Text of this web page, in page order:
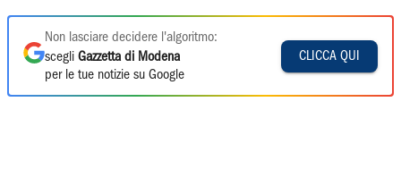
Non lasciare decidere l'algoritmo:
scegli Gazzetta di Modena
per le tue notizie su Google
CLICCA QUI